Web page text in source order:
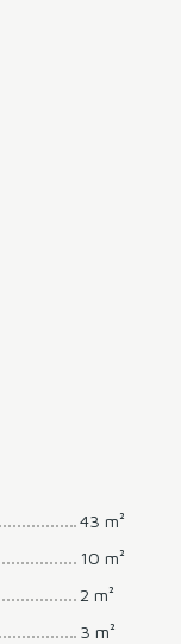
43 m²
10 m²
2 m²
3 m²